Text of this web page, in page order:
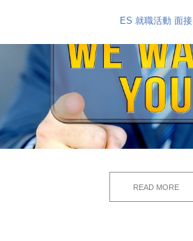
ES 就職活動 面接
READ MORE